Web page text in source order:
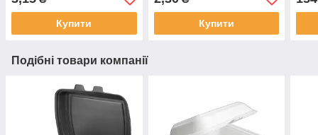
серветка), прозорі, 16 см ,
300шт. ящ.
Купити Купити
Подібні товари компанії